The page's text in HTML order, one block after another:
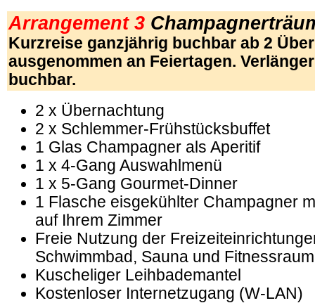
Arrangement 3
Kurzreise ganzjährig buchbar ab 2
ausgenommen an Feiertagen.
buchbar.
2 x Übernachtung
2 x Schlemmer-Frühstücksbuffet
1 Glas Champagner als Aperitif
1 x 4-Gang Auswahlmenü
1 x 5-Gang Gourmet-Dinner
1 Flasche eisgekühlter Champagner
auf Ihrem Zimmer
Freie Nutzung der
Schwimmbad, Sauna und Fitnessraum
Kuscheliger Leihbademantel
Kostenloser Internetzugang (W-LAN)